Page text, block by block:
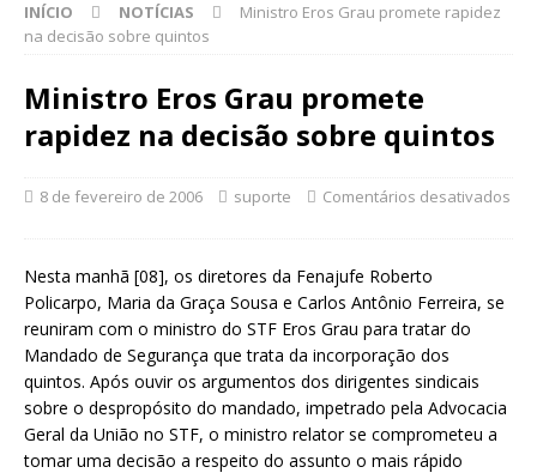
INÍCIO NOTÍCIAS
Ministro Eros Grau promete rapidez
na decisão sobre quintos
Ministro Eros Grau promete
rapidez na decisão sobre quintos
8 de fevereiro de 2006 suporte Comentários desativados
Nesta manhã [08], os diretores da Fenajufe Roberto
Policarpo, Maria da Graça Sousa e Carlos Antônio Ferreira, se
reuniram com o ministro do STF Eros Grau para tratar do
Mandado de Segurança que trata da incorporação dos
quintos. Após ouvir os argumentos dos dirigentes sindicais
sobre o despropósito do mandado, impetrado pela Advocacia
Geral da União no STF, o ministro relator se comprometeu a
tomar uma decisão a respeito do assunto o mais rápido